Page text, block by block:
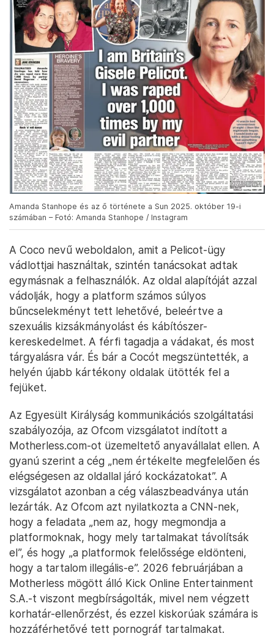
Amanda Stanhope és az ő története a Sun 2025. október 19-i
számában – Fotó: Amanda Stanhope / Instagram
A Coco nevű weboldalon, amit a Pelicot-ügy
vádlottjai használtak, szintén tanácsokat adtak
egymásnak a felhasználók. Az oldal alapítóját azzal
vádolják, hogy a platform számos súlyos
bűncselekményt tett lehetővé, beleértve a
szexuális kizsákmányolást és kábítószer-
kereskedelmet. A férfi tagadja a vádakat, és most
tárgyalásra vár. És bár a Cocót megszüntették, a
helyén újabb kártékony oldalak ütötték fel a
fejüket.
Az Egyesült Királyság kommunikációs szolgáltatási
szabályozója, az Ofcom vizsgálatot indított a
Motherless.com-ot üzemeltető anyavállalat ellen. A
gyanú szerint a cég „nem értékelte megfelelően és
elégségesen az oldallal járó kockázatokat”. A
vizsgálatot azonban a cég válaszbeadványa után
lezárták. Az Ofcom azt nyilatkozta a CNN-nek,
hogy a feladata „nem az, hogy megmondja a
platformoknak, hogy mely tartalmakat távolítsák
el”, és hogy „a platformok felelőssége eldönteni,
hogy a tartalom illegális-e”. 2026 februárjában a
Motherless mögött álló Kick Online Entertainment
S.A.-t viszont megbírságolták, mivel nem végzett
korhatár-ellenőrzést, és ezzel kiskorúak számára is
hozzáférhetővé tett pornográf tartalmakat.